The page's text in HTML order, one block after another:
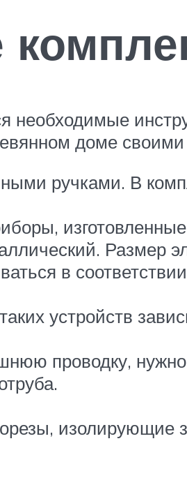
необходимые
доме
ручками. В
Размер
в
устройств
проводку,
изолирующие